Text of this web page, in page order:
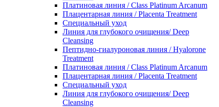
Платиновая линия / Class Platinum Arcanum
Плацентарная линия / Placenta Treatment
Специальный уход
Линия для глубокого очищения/ Deep
Cleansing
Пептидно-гиалуроновая линия / Hyalorone
Treatment
Платиновая линия / Class Platinum Arcanum
Плацентарная линия / Placenta Treatment
Специальный уход
Линия для глубокого очищения/ Deep
Cleansing